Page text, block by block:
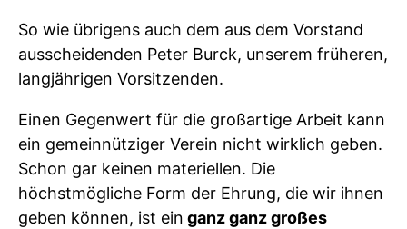
So wie übrigens auch dem aus dem Vorstand
ausscheidenden Peter Burck, unserem früheren,
langjährigen Vorsitzenden.
Einen Gegenwert für die großartige Arbeit kann
ein gemeinnütziger Verein nicht wirklich geben.
Schon gar keinen materiellen. Die
höchstmögliche Form der Ehrung, die wir ihnen
geben können, ist ein ganz ganz großes